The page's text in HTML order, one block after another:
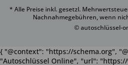
* Alle Preise inkl. gesetzl.
Nachnahmegebühren, wenn
© autoschlüssel-
{ "@context": "https://schema.org",
"Autoschlüssel Online", "url":